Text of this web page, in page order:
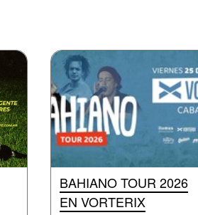
BAHIANO TOUR 2026
EN VORTERIX